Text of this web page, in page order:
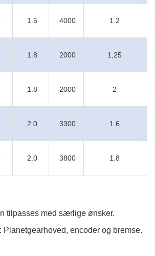
1.5 4000 1.2
1.8 2000 1,25
1.8 2000 2
2.0 3300 1.6
2.0 3800 1.8
tilpasses med særlige ønsker.
Planetgearhoved, encoder og bremse.